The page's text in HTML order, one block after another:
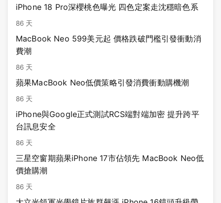
iPhone 18 Pro深櫻桃色曝光 四色定案走沈穩暗色系
86 天
MacBook Neo 599美元起 價格跌破門檻引發衝動消
費潮
86 天
蘋果MacBook Neo低價策略引發消費衝動購機潮
86 天
iPhone與Google正式測試RCS端對端加密 提升跨平
台訊息安全
86 天
三星空窗期蘋果iPhone 17市佔領先 MacBook Neo低
價搶購潮
86 天